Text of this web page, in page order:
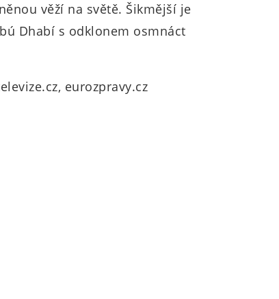
věží na světě. Šikmější je
Dhabí s odklonem osmnáct
eurozpravy.cz